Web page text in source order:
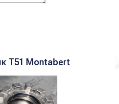
Т51 Montabert